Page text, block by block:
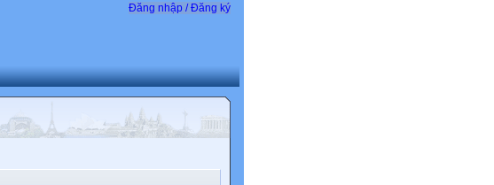
Đăng nhập / Đăng ký